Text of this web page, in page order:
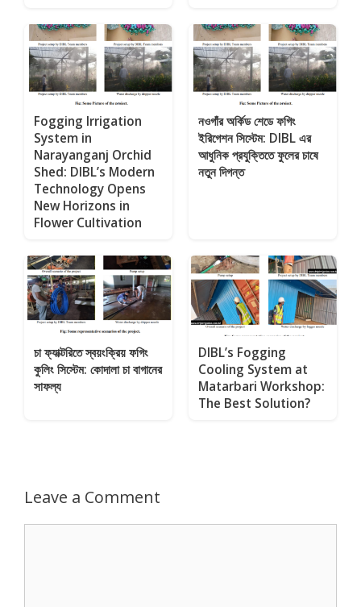
Fogging Irrigation
System in
Narayanganj Orchid
Shed: DIBL’s Modern
Technology Opens
New Horizons in
Flower Cultivation
নওগাঁর অর্কিড শেডে ফগিং
ইরিগেশন সিস্টেম: DIBL এর
আধুনিক প্রযুক্তিতে ফুলের চাষে
নতুন দিগন্ত
চা ফ্যাক্টরিতে স্বয়ংক্রিয় ফগিং
কুলিং সিস্টেম: কোদালা চা বাগানের
সাফল্য
DIBL’s Fogging
Cooling System at
Matarbari Workshop:
The Best Solution?
Leave a Comment